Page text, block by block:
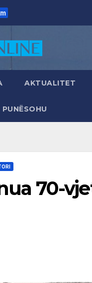
AKTUALITET
PUNËSOHU
70-